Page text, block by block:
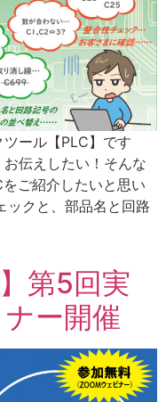
ール【PLC】です
伝えしたい！そんな
ご紹介したいと思い
ックと、部品名と回路
第5回実
ー開催